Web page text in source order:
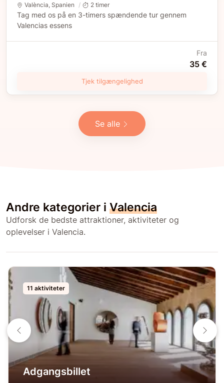
València, Spanien 2 timer
Tag med os på en 3-timers spændende tur gennem
Valencias essens
Fra
35 €
Tjek tilgængelighed
Se alle
Andre kategorier i Valencia
Udforsk de bedste attraktioner, aktiviteter og
oplevelser i Valencia.
11 aktiviteter
Adgangsbillet